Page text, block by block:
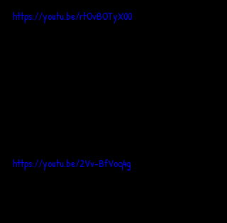
https://youtu.be/rtOvBOTyX00
https://youtu.be/2Vv-BfVoq4g